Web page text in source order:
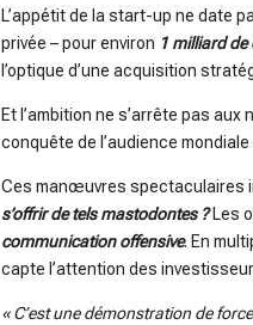
L’appétit de la start-up ne date
privée – pour environ 1 milliard de
l’optique d’une acquisition
Et l’ambition ne s’arrête pas aux
conquête de l’audience
Ces manœuvres spectaculaires
s’offrir de tels mastodontes ? Les
communication offensive. En
capte l’attention des
« C’est une démonstration de